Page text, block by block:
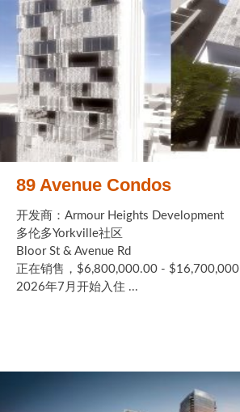
89 Avenue Condos
开发商：Armour Heights Development
多伦多Yorkville社区
Bloor St & Avenue Rd
正在销售，$6,800,000.00 - $16,700,000
2026年7月开始入住 ...